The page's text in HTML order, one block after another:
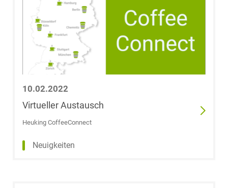
10.02.2022
Virtueller Austausch
Heuking CoffeeConnect
Neuigkeiten